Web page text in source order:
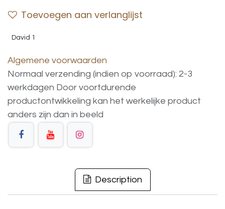
Toevoegen aan verlanglijst
David 1
Algemene voorwaarden
Normaal verzending (indien op voorraad): 2-3
werkdagen Door voortdurende
productontwikkeling kan het werkelijke product
anders zijn dan in beeld
Description